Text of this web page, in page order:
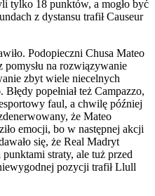
tylko 18 punktów, a mogło być
z dystansu trafił Causeur
Podopieczni Chusa Mateo
pomysłu na rozwiązywanie
zbyt wiele niecelnych
popełniał też Campazzo,
faul, a chwilę później
że Mateo
emocji, bo w następnej akcji
się, że Real Madryt
straty, ale tuż przed
pozycji trafił Llull